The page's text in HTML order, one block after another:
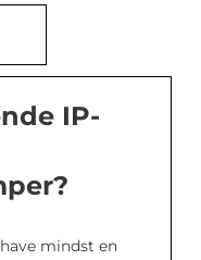
IP-
mindst en